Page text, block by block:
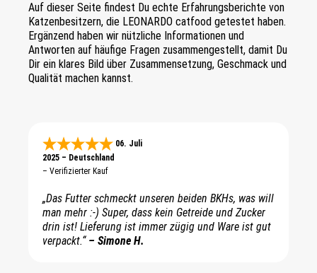
Auf dieser Seite findest Du echte Erfahrungsberichte von
Katzenbesitzern, die LEONARDO catfood getestet haben.
Ergänzend haben wir nützliche Informationen und
Antworten auf häufige Fragen zusammengestellt, damit Du
Dir ein klares Bild über Zusammensetzung, Geschmack und
Qualität machen kannst.
06. Juli
2025 – Deutschland
– Verifizierter Kauf
„Das Futter schmeckt unseren beiden BKHs, was will
man mehr :-) Super, dass kein Getreide und Zucker
drin ist! Lieferung ist immer zügig und Ware ist gut
verpackt.“– Simone H.